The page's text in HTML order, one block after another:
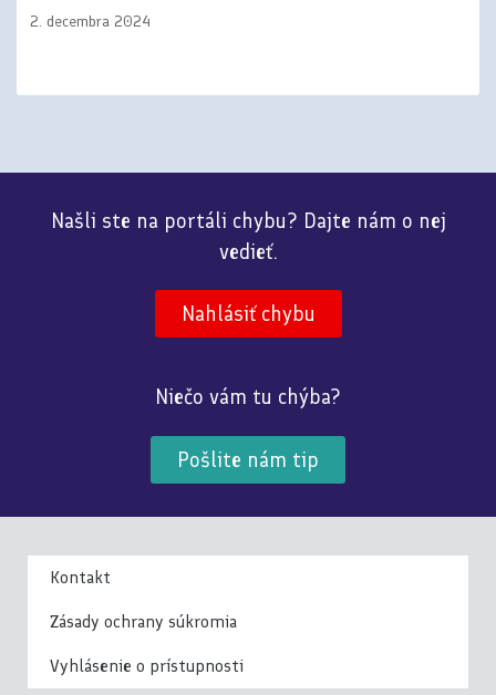
2. decembra 2024
Našli ste na portáli chybu? Dajte nám o nej
vedieť.
Nahlásiť chybu
Niečo vám tu chýba?
Pošlite nám tip
Kontakt
Zásady ochrany súkromia
Vyhlásenie o prístupnosti